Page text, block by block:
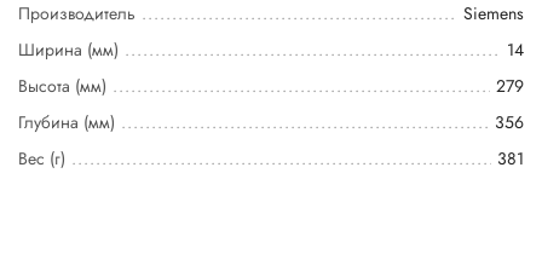
Производитель
Siemens
Ширина (мм)
14
Высота (мм)
279
Глубина (мм)
356
Вес (г)
381